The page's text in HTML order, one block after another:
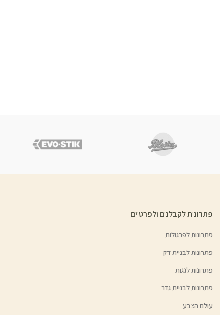
פתרונות לקבלנים ולפרטיים
פתרונות לפרגולות
פתרונות לבניית דק
פתרונות לגגות
פתרונות לבניית גדר
עולם הצבע